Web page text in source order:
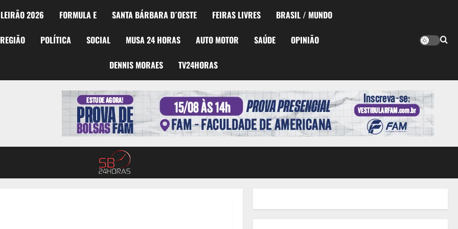
2026 FORMULA E SANTA BÁRBARA D´OESTE FEIRAS LIVRES BRASIL / MUNDO
REGIÃO POLÍTICA SOCIAL MUSA 24 HORAS AUTO MOTOR SAÚDE OPINIÃO
DENNIS MORAES TV24HORAS